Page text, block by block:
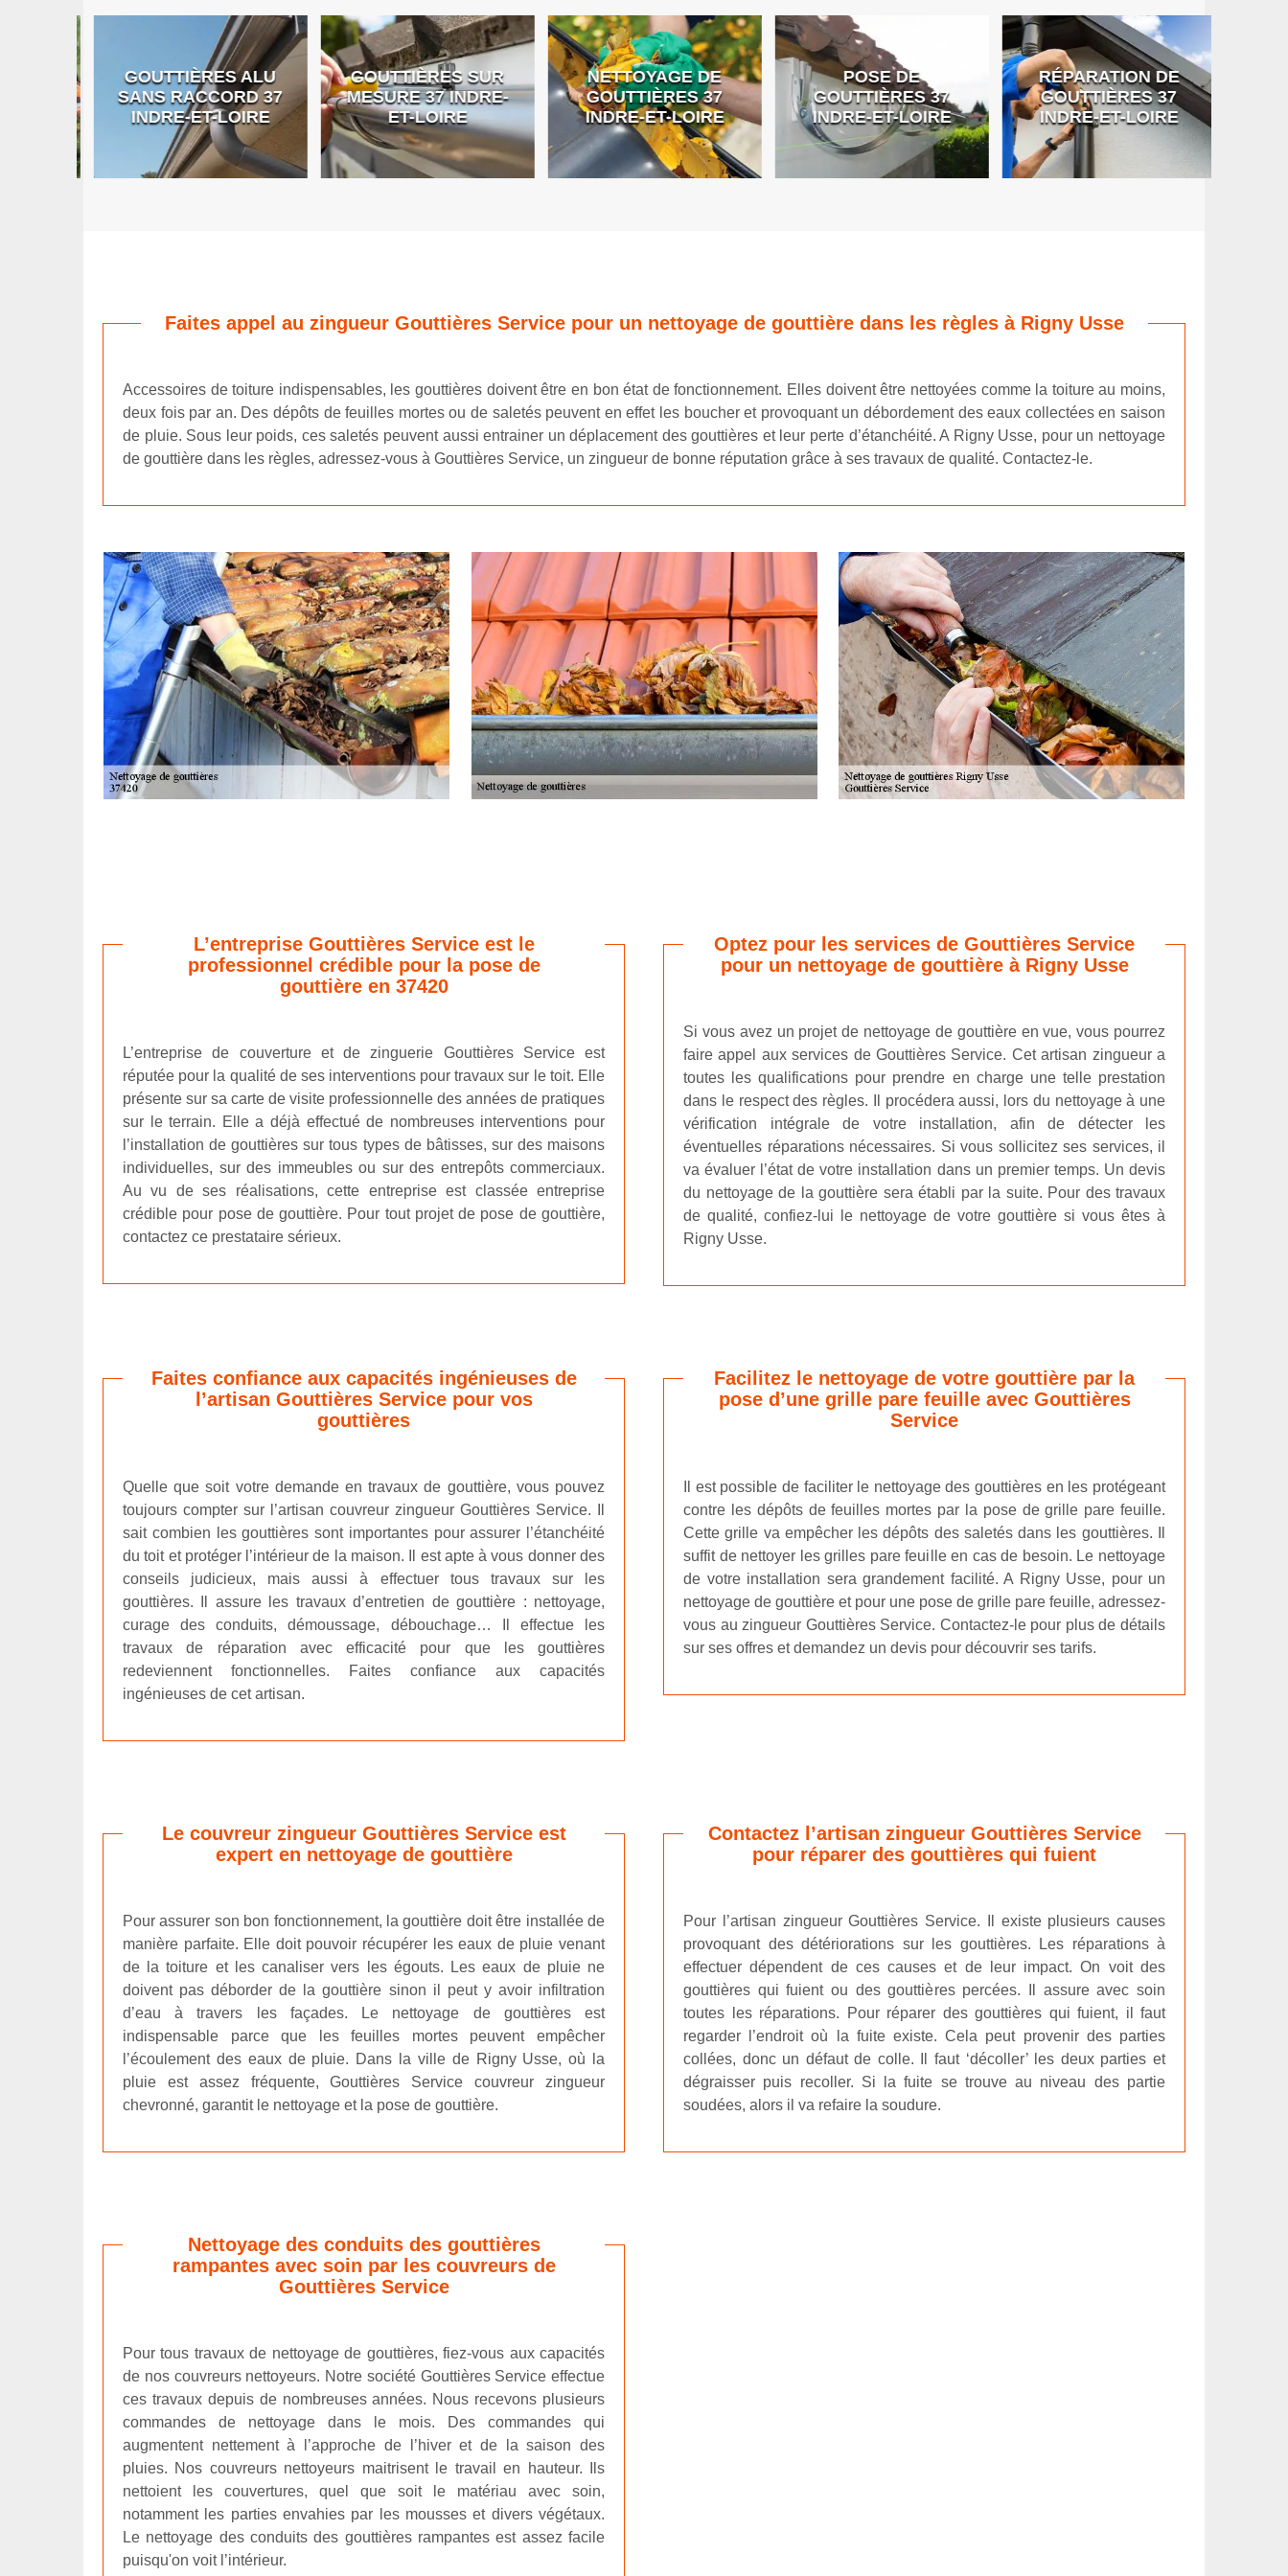
GOUTTIÈRES ALU
SANS RACCORD 37
INDRE-ET-LOIRE
GOUTTIÈRES SUR
MESURE 37 INDRE-
ET-LOIRE
NETTOYAGE DE
GOUTTIÈRES 37
INDRE-ET-LOIRE
POSE DE
GOUTTIÈRES 37
INDRE-ET-LOIRE
RÉPARATION DE
GOUTTIÈRES 37
INDRE-ET-LOIRE
Faites appel au zingueur Gouttières Service pour un nettoyage de gouttière dans les règles à Rigny Usse
Accessoires de toiture indispensables, les gouttières doivent être en bon état de fonctionnement. Elles doivent être nettoyées comme la toiture au moins,
deux fois par an. Des dépôts de feuilles mortes ou de saletés peuvent en effet les boucher et provoquant un débordement des eaux collectées en saison
de pluie. Sous leur poids, ces saletés peuvent aussi entrainer un déplacement des gouttières et leur perte d’étanchéité. A Rigny Usse, pour un nettoyage
de gouttière dans les règles, adressez-vous à Gouttières Service, un zingueur de bonne réputation grâce à ses travaux de qualité. Contactez-le.
L’entreprise Gouttières Service est le
professionnel crédible pour la pose de
gouttière en 37420
L’entreprise de couverture et de zinguerie Gouttières Service est
réputée pour la qualité de ses interventions pour travaux sur le toit. Elle
présente sur sa carte de visite professionnelle des années de pratiques
sur le terrain. Elle a déjà effectué de nombreuses interventions pour
l’installation de gouttières sur tous types de bâtisses, sur des maisons
individuelles, sur des immeubles ou sur des entrepôts commerciaux.
Au vu de ses réalisations, cette entreprise est classée entreprise
crédible pour pose de gouttière. Pour tout projet de pose de gouttière,
contactez ce prestataire sérieux.
Optez pour les services de Gouttières Service
pour un nettoyage de gouttière à Rigny Usse
Si vous avez un projet de nettoyage de gouttière en vue, vous pourrez
faire appel aux services de Gouttières Service. Cet artisan zingueur a
toutes les qualifications pour prendre en charge une telle prestation
dans le respect des règles. Il procédera aussi, lors du nettoyage à une
vérification intégrale de votre installation, afin de détecter les
éventuelles réparations nécessaires. Si vous sollicitez ses services, il
va évaluer l’état de votre installation dans un premier temps. Un devis
du nettoyage de la gouttière sera établi par la suite. Pour des travaux
de qualité, confiez-lui le nettoyage de votre gouttière si vous êtes à
Rigny Usse.
Faites confiance aux capacités ingénieuses de
l’artisan Gouttières Service pour vos
gouttières
Quelle que soit votre demande en travaux de gouttière, vous pouvez
toujours compter sur l’artisan couvreur zingueur Gouttières Service. Il
sait combien les gouttières sont importantes pour assurer l’étanchéité
du toit et protéger l’intérieur de la maison. Il est apte à vous donner des
conseils judicieux, mais aussi à effectuer tous travaux sur les
gouttières. Il assure les travaux d’entretien de gouttière : nettoyage,
curage des conduits, démoussage, débouchage… Il effectue les
travaux de réparation avec efficacité pour que les gouttières
redeviennent fonctionnelles. Faites confiance aux capacités
ingénieuses de cet artisan.
Facilitez le nettoyage de votre gouttière par la
pose d’une grille pare feuille avec Gouttières
Service
Il est possible de faciliter le nettoyage des gouttières en les protégeant
contre les dépôts de feuilles mortes par la pose de grille pare feuille.
Cette grille va empêcher les dépôts des saletés dans les gouttières. Il
suffit de nettoyer les grilles pare feuille en cas de besoin. Le nettoyage
de votre installation sera grandement facilité. A Rigny Usse, pour un
nettoyage de gouttière et pour une pose de grille pare feuille, adressez-
vous au zingueur Gouttières Service. Contactez-le pour plus de détails
sur ses offres et demandez un devis pour découvrir ses tarifs.
Le couvreur zingueur Gouttières Service est
expert en nettoyage de gouttière
Pour assurer son bon fonctionnement, la gouttière doit être installée de
manière parfaite. Elle doit pouvoir récupérer les eaux de pluie venant
de la toiture et les canaliser vers les égouts. Les eaux de pluie ne
doivent pas déborder de la gouttière sinon il peut y avoir infiltration
d’eau à travers les façades. Le nettoyage de gouttières est
indispensable parce que les feuilles mortes peuvent empêcher
l’écoulement des eaux de pluie. Dans la ville de Rigny Usse, où la
pluie est assez fréquente, Gouttières Service couvreur zingueur
chevronné, garantit le nettoyage et la pose de gouttière.
Contactez l’artisan zingueur Gouttières Service
pour réparer des gouttières qui fuient
Pour l’artisan zingueur Gouttières Service. Il existe plusieurs causes
provoquant des détériorations sur les gouttières. Les réparations à
effectuer dépendent de ces causes et de leur impact. On voit des
gouttières qui fuient ou des gouttières percées. Il assure avec soin
toutes les réparations. Pour réparer des gouttières qui fuient, il faut
regarder l’endroit où la fuite existe. Cela peut provenir des parties
collées, donc un défaut de colle. Il faut ‘décoller’ les deux parties et
dégraisser puis recoller. Si la fuite se trouve au niveau des partie
soudées, alors il va refaire la soudure.
Nettoyage des conduits des gouttières
rampantes avec soin par les couvreurs de
Gouttières Service
Pour tous travaux de nettoyage de gouttières, fiez-vous aux capacités
de nos couvreurs nettoyeurs. Notre société Gouttières Service effectue
ces travaux depuis de nombreuses années. Nous recevons plusieurs
commandes de nettoyage dans le mois. Des commandes qui
augmentent nettement à l’approche de l’hiver et de la saison des
pluies. Nos couvreurs nettoyeurs maitrisent le travail en hauteur. Ils
nettoient les couvertures, quel que soit le matériau avec soin,
notamment les parties envahies par les mousses et divers végétaux.
Le nettoyage des conduits des gouttières rampantes est assez facile
puisqu'on voit l’intérieur.